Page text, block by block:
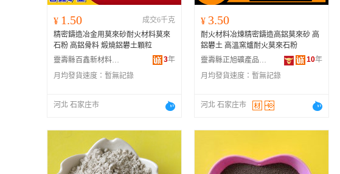
¥ 1.50
成交6千克
精密鑄造冶金用莫來砂耐火材料莫來
石粉 高鋁骨料 煅燒鋁礬土顆粒
靈壽縣百鑫新材料科技有限公司
3年
月均發貨速度： 暫無記錄
河北 石家庄市
¥ 3.50
耐火材料冶煉精密鑄造高鋁莫來砂 高
鋁礬土 高溫窯爐耐火莫來石粉
靈壽縣正旭礦產品加工廠
10年
月均發貨速度： 暫無記錄
河北 石家庄市